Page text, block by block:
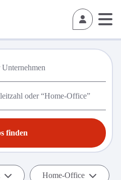
finden
Home-Office